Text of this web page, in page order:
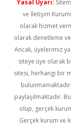
Yasal Uyarı:
ve İletişim
olarak hizmet
olarak denetleme
Ancak, üyelerimiz
siteye üye olarak
sitesi, herhangi bir
paylaşılmaktadır.
olup, gerçek
Gerçek kurum ve